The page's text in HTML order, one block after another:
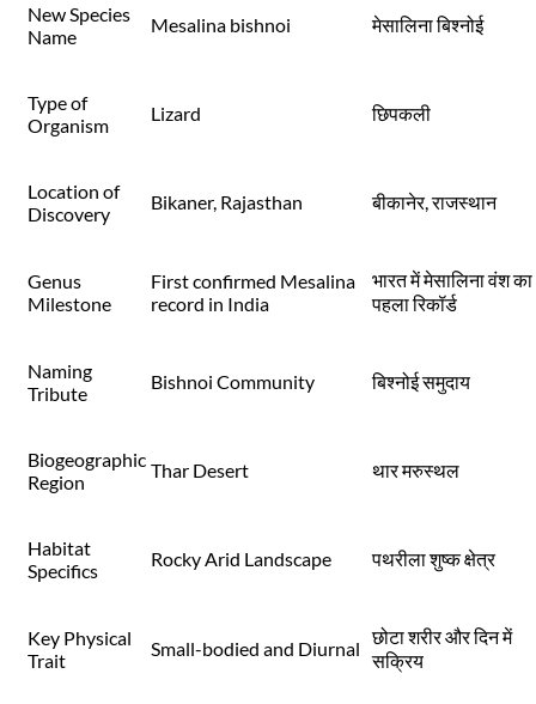
New Species
Name
Mesalina bishnoi मेसालिना बिश्नोई
Type of
Organism
Lizard छिपकली
Location of
Discovery
Bikaner, Rajasthan बीकानेर, राजस्थान
Genus
Milestone
First confirmed Mesalina
record in India
भारत में मेसालिना वंश का
पहला रिकॉर्ड
Naming
Tribute
Bishnoi Community बिश्नोई समुदाय
Biogeographic
Region
Thar Desert थार मरुस्थल
Habitat
Specifics
Rocky Arid Landscape पथरीला शुष्क क्षेत्र
Key Physical
Trait
Small-bodied and Diurnal
छोटा शरीर और दिन में
सक्रिय